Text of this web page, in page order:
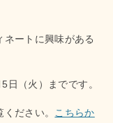
ートに興味がある
日（火）までです。
ださい。 こちらか